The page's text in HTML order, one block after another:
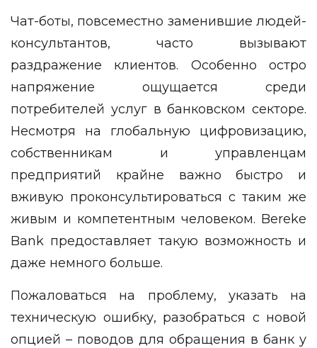
Чат-боты, повсеместно заменившие людей-
консультантов, часто вызывают
раздражение клиентов. Особенно остро
напряжение ощущается среди
потребителей услуг в банковском секторе.
Несмотря на глобальную цифровизацию,
собственникам и управленцам
предприятий крайне важно быстро и
вживую проконсультироваться с таким же
живым и компетентным человеком. Bereke
Bank предоставляет такую возможность и
даже немного больше.
Пожаловаться на проблему, указать на
техническую ошибку, разобраться с новой
опцией – поводов для обращения в банк у